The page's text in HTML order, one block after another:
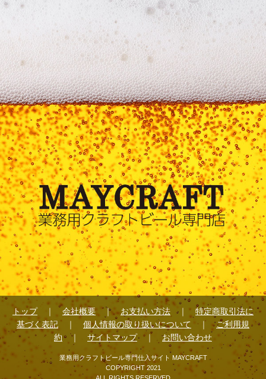
トップ｜ 会社概要 ｜お支払い方法 ｜ 特定商取引法に
基づく表記 ｜ 個人情報の取り扱いについて ｜ご利用規
約｜ サイトマップ｜お問い合わせ
業務用クラフトビール専門仕入サイト MAYCRAFT
COPYRIGHT 2021